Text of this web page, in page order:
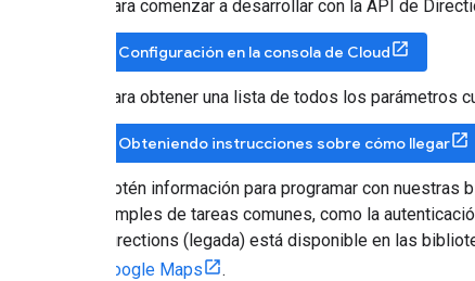
"overview_polyline" : {
"points" :
},
"summary" : "I-5 N and US-101 N",
"warnings" : [],
"waypoint_order" : []
}
,
"status" : "OK"
Para comenzar a desarrollar con la API de
Configuración en la consola de Cloud
Para obtener una lista de todos los parámetros
Obteniendo instrucciones sobre cómo llegar
Obtén información para programar con
simples de tareas comunes, como la
Directions (legada) está disponible en las
Google Maps
.